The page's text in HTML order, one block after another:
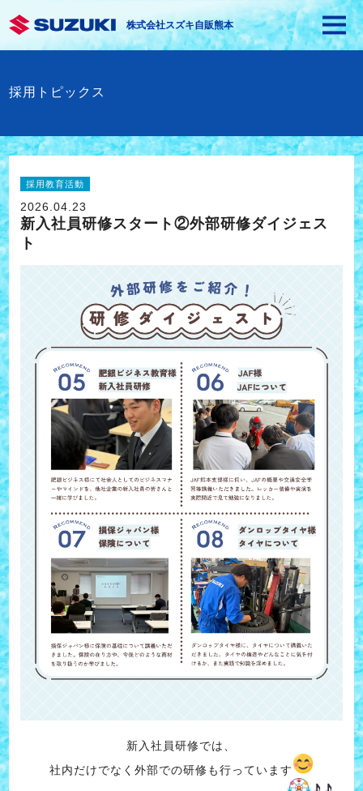
株式会社スズキ自販熊本
採用トピックス
採用教育活動
2026.04.23
新入社員研修スタート②外部研修ダイジェス
ト
新入社員研修では、
社内だけでなく外部での研修も行っています